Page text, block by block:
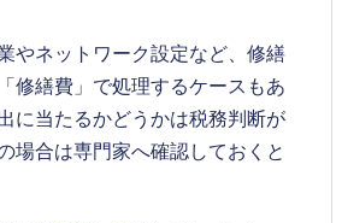
やネットワーク設定など、修繕
修繕費」で処理するケースもあ
に当たるかどうかは税務判断が
場合は専門家へ確認しておくと